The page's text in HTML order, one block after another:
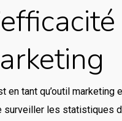
en tant qu’outil
surveiller les statistiques